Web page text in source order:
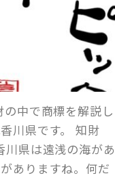
中で商標を解説し
川県です。 知財
県は遠浅の海があ
ありますね。何だ